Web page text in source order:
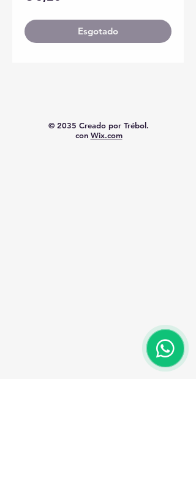
Esgotado
© 2035 Creado por Trébol.
con Wix.com